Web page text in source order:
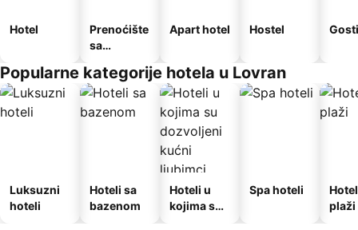
Hotel
Prenoćište
sa
Apart hotel Hostel
Popularne kategorije hotela u Lovran
Luksuzni
hoteli
Hoteli sa
bazenom
Hoteli u
kojima su
Spa hoteli
plaži